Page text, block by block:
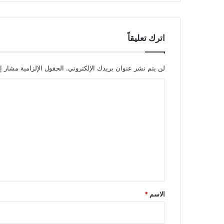
اترك تعليقاً
لن يتم نشر عنوان بريدك الإلكتروني. الحقول الإلزامية مشار
*
الاسم *